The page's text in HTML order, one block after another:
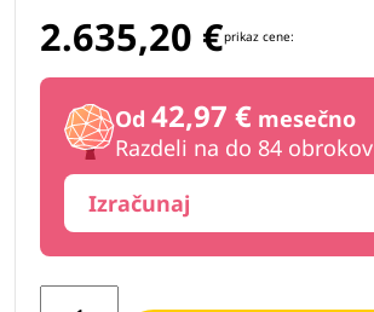
2.635,20 €prikaz cene:
Od 42,97 € mesečno
Razdeli na do 84 obrokov
Izračunaj